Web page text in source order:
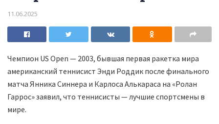
11.06.2025
Чемпион US Open — 2003, бывшая первая ракетка мира
американский теннисист Энди Роддик после финального
матча Янника Синнера и Карлоса Алькараса на «Ролан
Гаррос» заявил, что теннисисты — лучшие спортсмены в
мире.